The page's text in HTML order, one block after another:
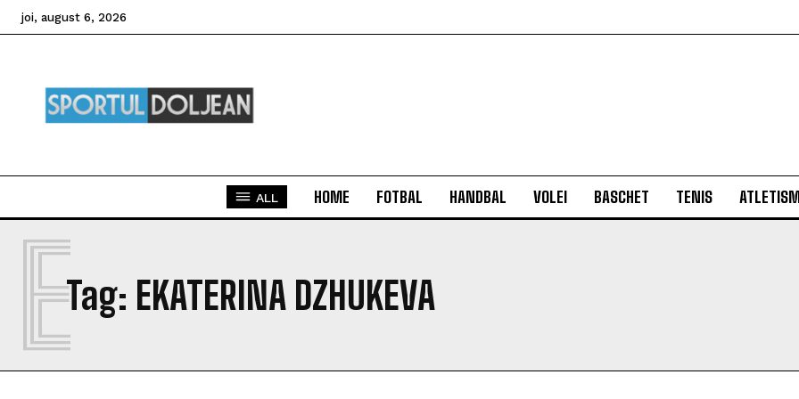
joi, august 6, 2026
ALL HOME FOTBAL HANDBAL VOLEI BASCHET TENIS
Tag: EKATERINA DZHUKEVA
E